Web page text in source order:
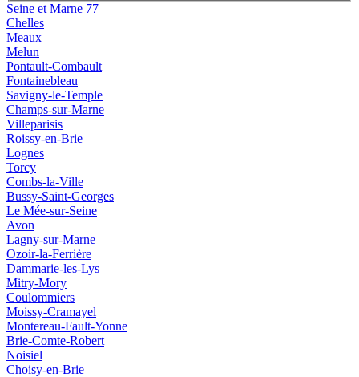
Seine et Marne 77
Chelles
Meaux
Melun
Pontault-Combault
Fontainebleau
Savigny-le-Temple
Champs-sur-Marne
Villeparisis
Roissy-en-Brie
Lognes
Torcy
Combs-la-Ville
Bussy-Saint-Georges
Le Mée-sur-Seine
Avon
Lagny-sur-Marne
Ozoir-la-Ferrière
Dammarie-les-Lys
Mitry-Mory
Coulommiers
Moissy-Cramayel
Montereau-Fault-Yonne
Brie-Comte-Robert
Noisiel
Choisy-en-Brie